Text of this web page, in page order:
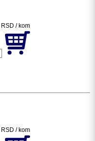
RSD / kom
RSD / kom